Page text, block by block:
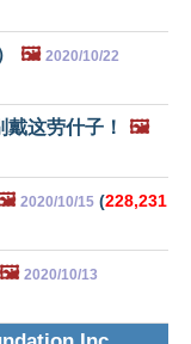
🖼️ 2020/10/22
这劳什子！ 🖼️
2020/10/15 (228,231
🖼️ 2020/10/13